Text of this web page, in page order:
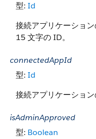
型: Id
接続アプリケーショ
15 文字の ID。
connectedAppId
型: Id
接続アプリケーション
isAdminApproved
型: Boolean